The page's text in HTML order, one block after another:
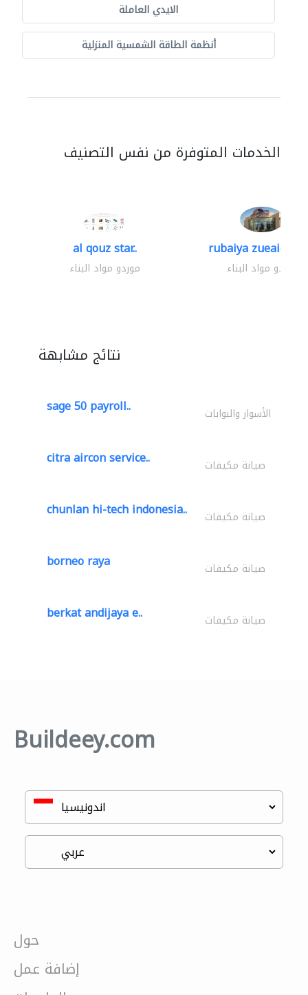
الايدي العاملة
أنظمة الطاقة الشمسية المنزلية
الخدمات المتوفرة من نفس التصنيف
al qouz star..
موردو مواد البناء
rubaiya zueaid
موردو مواد البناء
نتائج مشابهة
sage 50 payroll.. الأسوار والبوابات
citra aircon service.. صيانة مكيفات
chunlan hi-tech indonesia.. صيانة مكيفات
borneo raya صيانة مكيفات
berkat andijaya e.. صيانة مكيفات
Buildeey.com
حول
إضافة عمل